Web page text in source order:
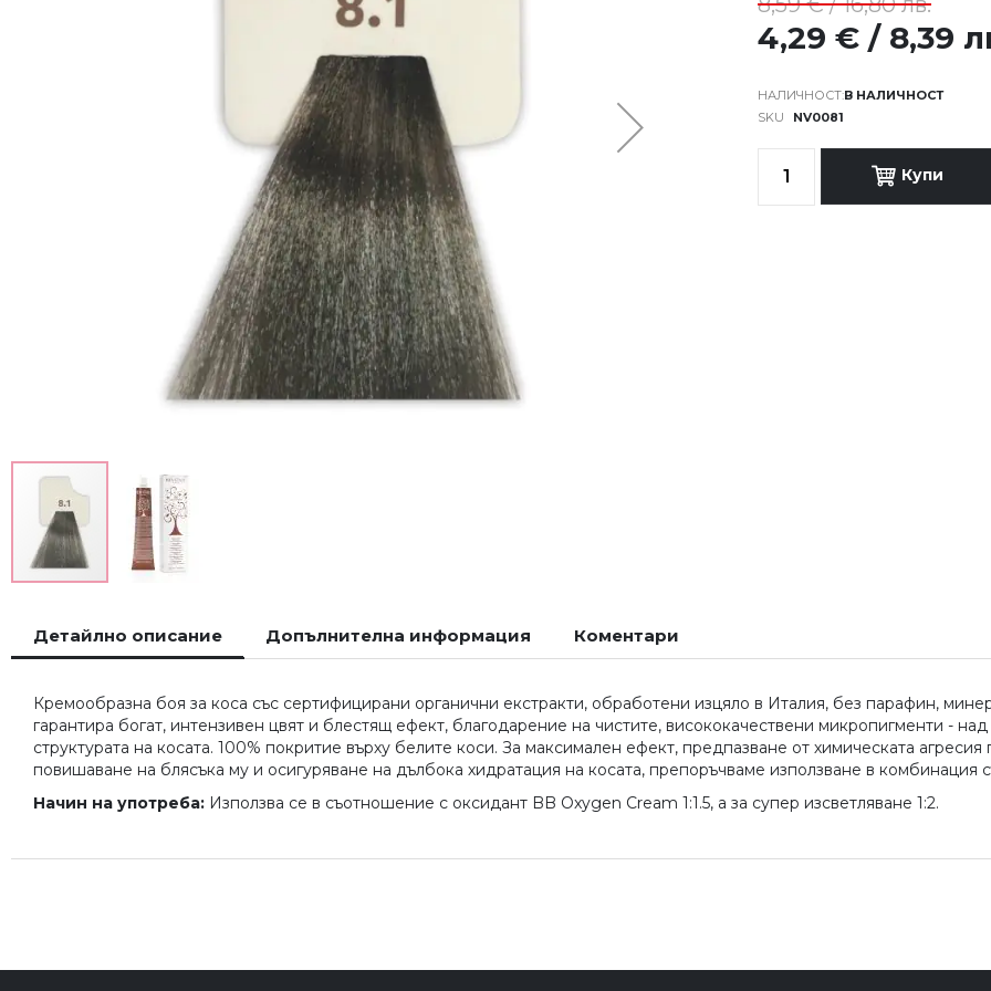
В НАЛИЧНОСТ
SKU
NV0081
4,29 € / 8,39
Купи
началото
на
със
снимки
Детайлно описание
Кремообразна боя за коса със сертифицирани органични екстракти, обработени изцяло в Италия, без парафин,
гарантира богат, интензивен цвят и блестящ ефект, благодарение на чистите, висококачествени микропигменти -
структурата на косата. 100% покритие върху белите коси. За максимален ефект, предпазване от химическата
повишаване на блясъка му и осигуряване на дълбока хидратация на косата, препоръчваме използване в комбинация
Начин на употреба: Използва се в съотношение с оксидант BB Oxygen Cream 1:1.5, а за супер изсветляване 1:2.
Допълнителна информация Коментари